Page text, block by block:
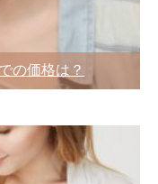
の価格は？